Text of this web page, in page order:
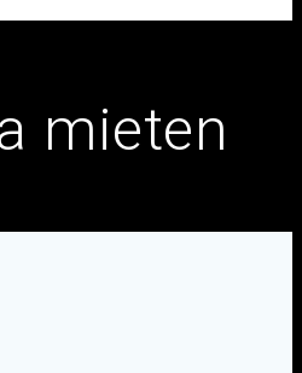
mieten